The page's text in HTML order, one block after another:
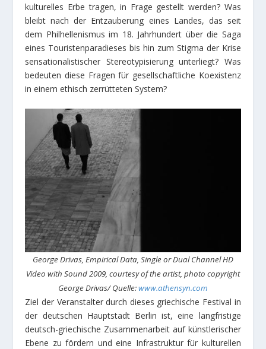
kulturelles Erbe tragen, in Frage gestellt werden? Was
bleibt nach der Entzauberung eines Landes, das seit
dem Philhellenismus im 18. Jahrhundert über die Saga
eines Touristenparadieses bis hin zum Stigma der Krise
sensationalistischer Stereotypisierung unterliegt? Was
bedeuten diese Fragen für gesellschaftliche Koexistenz
in einem ethisch zerrütteten System?
George Drivas, Empirical Data, Single or Dual Channel HD
Video with Sound 2009, courtesy of the artist, photo copyright
George Drivas/ Quelle:www.athensyn.com
Ziel der Veranstalter durch dieses griechische Festival in
der deutschen Hauptstadt Berlin ist, eine langfristige
deutsch-griechische Zusammenarbeit auf künstlerischer
Ebene zu fördern und eine Infrastruktur für kulturellen